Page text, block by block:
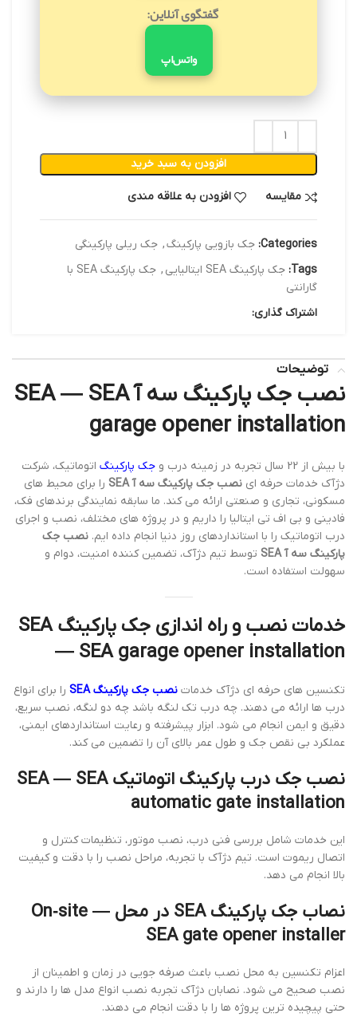
گفتگوی آنلاین:
واتس‌اپ
افزودن به سبد خرید
مقایسه افزودن به علاقه مندی
Categories: جک بازویی پارکینگ, جک ریلی پارکینگی
Tags: جک پارکینگ SEA ایتالیایی ,
جک پارکینگ SEA با
گارانتی
اشتراک گذاری:
توضیحات
نصب جک پارکینگ سه آ SEA — SEA
garage opener installation
با بیش از 22 سال تجربه در زمینه درب و جک پارکینگ اتوماتیک، شرکت
دژآک خدمات حرفه ای نصب جک پارکینگ سه آ SEA
را برای محیط های
مسکونی، تجاری و صنعتی ارائه می کند. ما سابقه نمایندگی برندهای فک،
فادینی و بی اف تی ایتالیا را داریم و در پروژه های مختلف، نصب و اجرای
درب اتوماتیک را با استانداردهای روز دنیا انجام داده ایم. نصب جک
پارکینگ سه آ SEA
توسط تیم دژآک، تضمین کننده امنیت، دوام و
سهولت استفاده است.
خدمات نصب و راه اندازی جک پارکینگ SEA
— SEA garage opener installation
تکنسین های حرفه ای دژآک خدمات نصب جک پارکینگ SEA
را برای انواع
درب ها ارائه می دهند. چه درب تک لنگه باشد چه دو لنگه، نصب سریع،
دقیق و ایمن انجام می شود. ابزار پیشرفته و رعایت استانداردهای ایمنی،
عملکرد بی نقص جک و طول عمر بالای آن را تضمین می کند.
نصب جک درب پارکینگ اتوماتیک SEA — SEA
automatic gate installation
این خدمات شامل بررسی فنی درب، نصب موتور، تنظیمات کنترل و
اتصال ریموت است. تیم دژآک با تجربه، مراحل نصب را با دقت و کیفیت
بالا انجام می دهد.
نصاب جک پارکینگ SEA در محل — On‑site
SEA gate opener installer
اعزام تکنسین به محل نصب باعث صرفه جویی در زمان و اطمینان از
نصب صحیح می شود. نصابان دژآک تجربه نصب انواع مدل ها را دارند و
حتی پیچیده ترین پروژه ها را با دقت انجام می دهند.